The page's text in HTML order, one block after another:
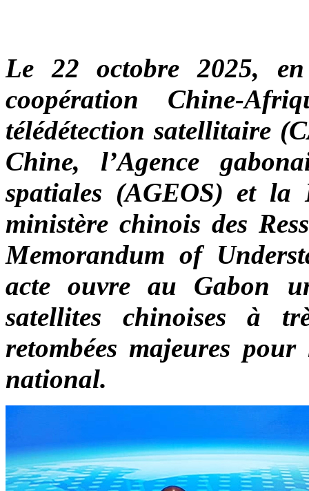
Le 22 octobre 2025,
coopération Chine-
télédétection satellitaire
Chine, l’Agence
spatiales (AGEOS) et la
ministère chinois des
Memorandum of
acte ouvre au Gabon
satellites chinoises à
retombées majeures
national.